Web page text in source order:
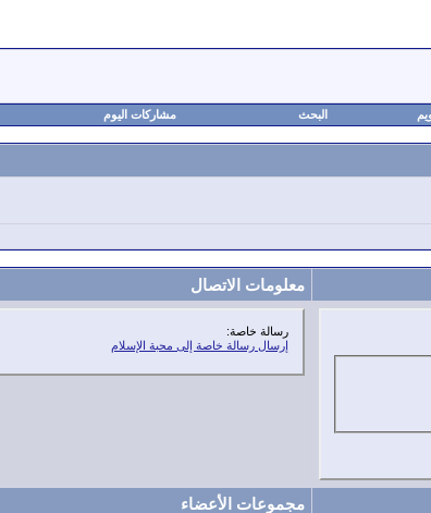
البحث مشاركات اليوم
معلومات الاتصال
رسالة خاصة:
إرسال رسالة خاصة إلى محبة الإسلام
مجموعات الأعضاء